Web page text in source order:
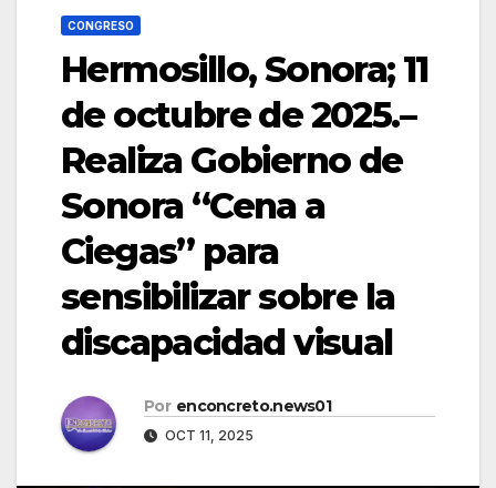
CONGRESO
Hermosillo, Sonora; 11
de octubre de 2025.–
Realiza Gobierno de
Sonora “Cena a
Ciegas” para
sensibilizar sobre la
discapacidad visual
Por enconcreto.news01
OCT 11, 2025